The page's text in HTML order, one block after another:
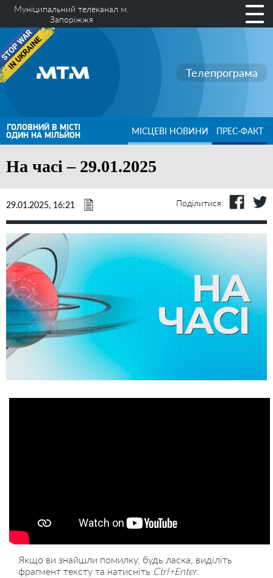
Муніципальний телеканал м.
Запоріжжя
Телепрограма
ГОЛОВНИЙ В МІСТІ
ОДИН НА МІЛЬЙОН МІСЦЕВІ НОВИНИ ПРЕС-ФАКТ
На часі – 29.01.2025
29.01.2025, 16:21 Поділитися:
Якщо ви знайшли помилку, будь ласка, виділіть
фрагмент тексту та натисніть Ctrl+Enter.